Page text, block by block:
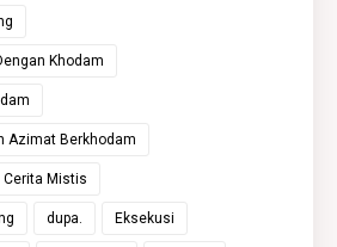
Khodam
Azimat Berkhodam
Cerita Mistis
dupa. Eksekusi